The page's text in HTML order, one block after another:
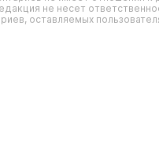
не несет
оставляемых